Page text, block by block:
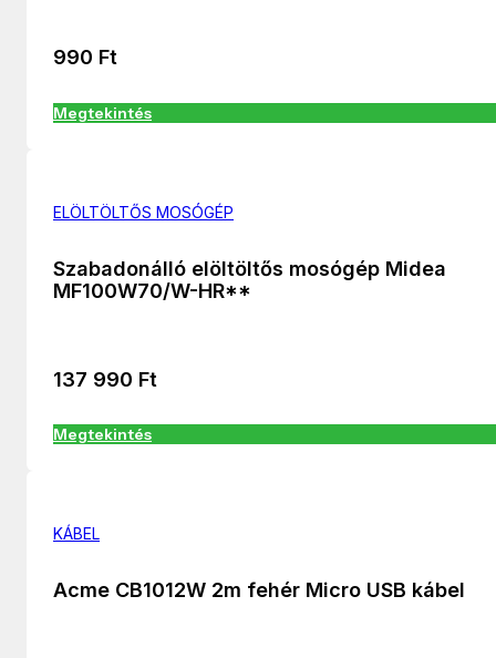
990 Ft
Megtekintés
ELÖLTÖLTŐS MOSÓGÉP
Szabadonálló elöltöltős mosógép Midea
MF100W70/W-HR**
137 990 Ft
Megtekintés
KÁBEL
Acme CB1012W 2m fehér Micro USB kábel